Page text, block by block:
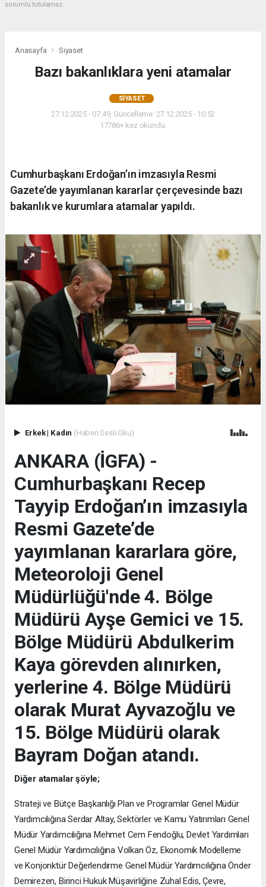
sorumlu tutulamaz.
Anasayfa Siyaset
Bazı bakanlıklara yeni atamalar
SIYASET
27.12.2025 - 07:49, Güncelleme: 27.12.2025 - 10:52
17786+ kez okundu.
Cumhurbaşkanı Erdoğan’ın imzasıyla Resmi
Gazete’de yayımlanan kararlar çerçevesinde bazı
bakanlık ve kurumlara atamalar yapıldı.
Erkek| Kadın (Haberi Sesli Oku)
ANKARA (İGFA) -
Cumhurbaşkanı Recep
Tayyip Erdoğan’ın imzasıyla
Resmi Gazete’de
yayımlanan kararlara göre,
Meteoroloji Genel
Müdürlüğü'nde 4. Bölge
Müdürü Ayşe Gemici ve 15.
Bölge Müdürü Abdulkerim
Kaya görevden alınırken,
yerlerine 4. Bölge Müdürü
olarak Murat Ayvazoğlu ve
15. Bölge Müdürü olarak
Bayram Doğan atandı.
Diğer atamalar şöyle;
Strateji ve Bütçe Başkanlığı Plan ve Programlar Genel Müdür
Yardımcılığına Serdar Altay, Sektörler ve Kamu Yatırımları Genel
Müdür Yardımcılığına Mehmet Cem Fendoğlu, Devlet Yardımları
Genel Müdür Yardımcılığına Volkan Öz, Ekonomik Modelleme
ve Konjonktür Değerlendirme Genel Müdür Yardımcılığına Önder
Demirezen, Birinci Hukuk Müşavirliğine Zuhal Edis, Çevre,